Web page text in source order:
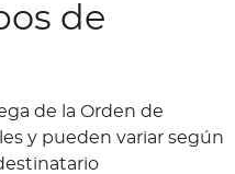
de
de la Orden de
y pueden variar según